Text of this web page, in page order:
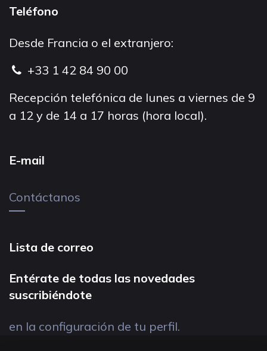
Teléfono
Desde Francia o el extranjero:
+33 1 42 84 90 00
Recepción telefónica de lunes a viernes de 9
a 12 y de 14 a 17 horas (hora local).
E-mail
Contáctanos
Lista de correo
Entérate de todas las novedades
suscribiéndote
en la configuración de tu perfil.